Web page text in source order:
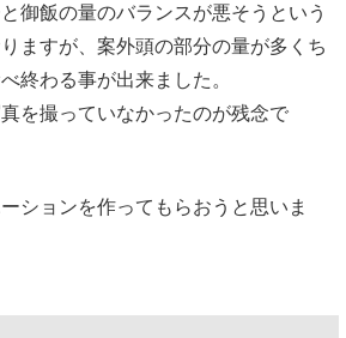
御飯の量のバランスが悪そうという
ますが、案外頭の部分の量が多くち
終わる事が出来ました。
を撮っていなかったのが残念で
ションを作ってもらおうと思いま